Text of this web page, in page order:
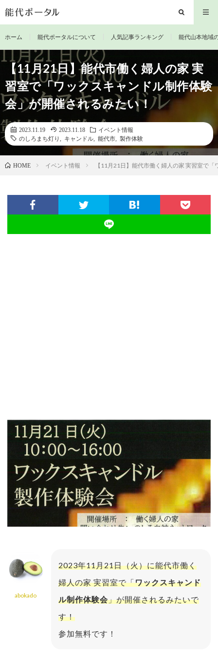
ホーム 能代ポータルについて 人気記事ランキング 能代山本地域
【11月21日】能代市働く婦人の家 実
習室で「ワックスキャンドル制作体験
会」が開催されるみたい！
2023.11.19 2023.11.18
イベント情報
のしろまち灯り
キャンドル 能代市 製作体験
HOME イベント情報 【11月21日】能代市働く婦人の家 実習室で
abokado
2023年11月21日（火）に能代市働く
婦人の家 実習室で「ワックスキャンド
ル制作体験会」が開催されるみたいで
す！
参加無料です！